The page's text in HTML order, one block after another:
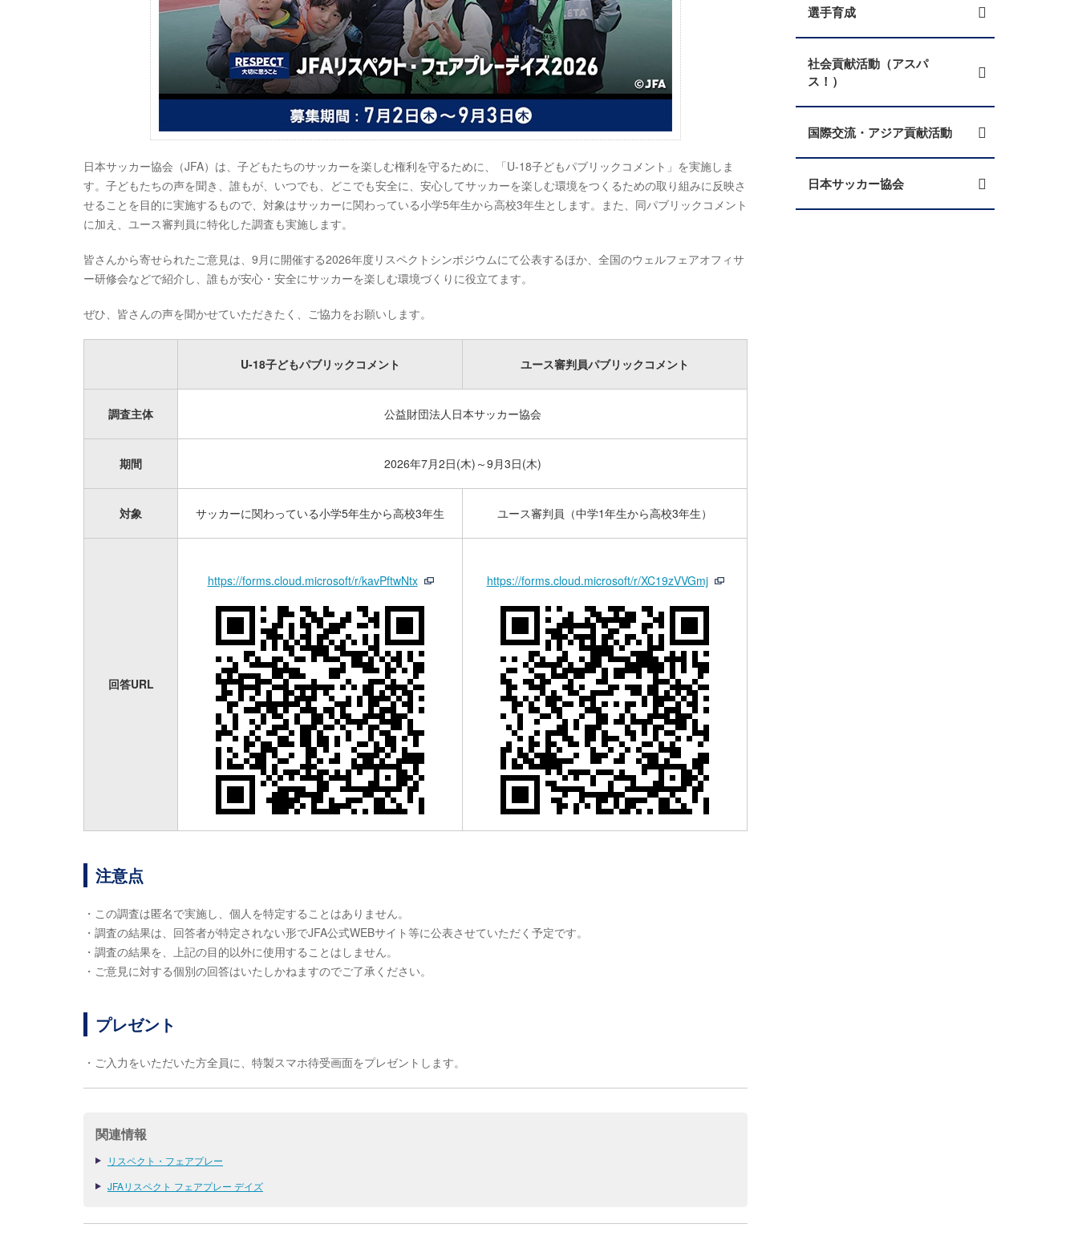
日本サッカー協会（JFA）は、子どもたちのサッカーを楽しむ権利を守るために、「U-18子どもパブリックコメント」を実施しま
す。子どもたちの声を聞き、誰もが、いつでも、どこでも安全に、安心してサッカーを楽しむ環境をつくるための取り組みに反映さ
せることを目的に実施するもので、対象はサッカーに関わっている小学5年生から高校3年生とします。また、同パブリックコメント
に加え、ユース審判員に特化した調査も実施します。
皆さんから寄せられたご意見は、9月に開催する2026年度リスペクトシンポジウムにて公表するほか、全国のウェルフェアオフィサ
ー研修会などで紹介し、誰もが安心・安全にサッカーを楽しむ環境づくりに役立てます。
ぜひ、皆さんの声を聞かせていただきたく、ご協力をお願いします。
U-18子どもパブリックコメント ユース審判員パブリックコメント
調査主体 公益財団法人日本サッカー協会
期間 2026年7月2日(木)～9月3日(木)
対象 サッカーに関わっている小学5年生から高校3年生 ユース審判員（中学1年生から高校3年生）
回答URL
https://forms.cloud.microsoft/r/kavPftwNtx https://forms.cloud.microsoft/r/XC19zVVGmj
注意点
・この調査は匿名で実施し、個人を特定することはありません。
・調査の結果は、回答者が特定されない形でJFA公式WEBサイト等に公表させていただく予定です。
・調査の結果を、上記の目的以外に使用することはしません。
・ご意見に対する個別の回答はいたしかねますのでご了承ください。
プレゼント
・ご入力をいただいた方全員に、特製スマホ待受画面をプレゼントします。
関連情報
リスペクト・フェアプレー
JFAリスペクト フェアプレー デイズ
選手育成
社会貢献活動（アスパ
ス！）
国際交流・アジア貢献活動
日本サッカー協会